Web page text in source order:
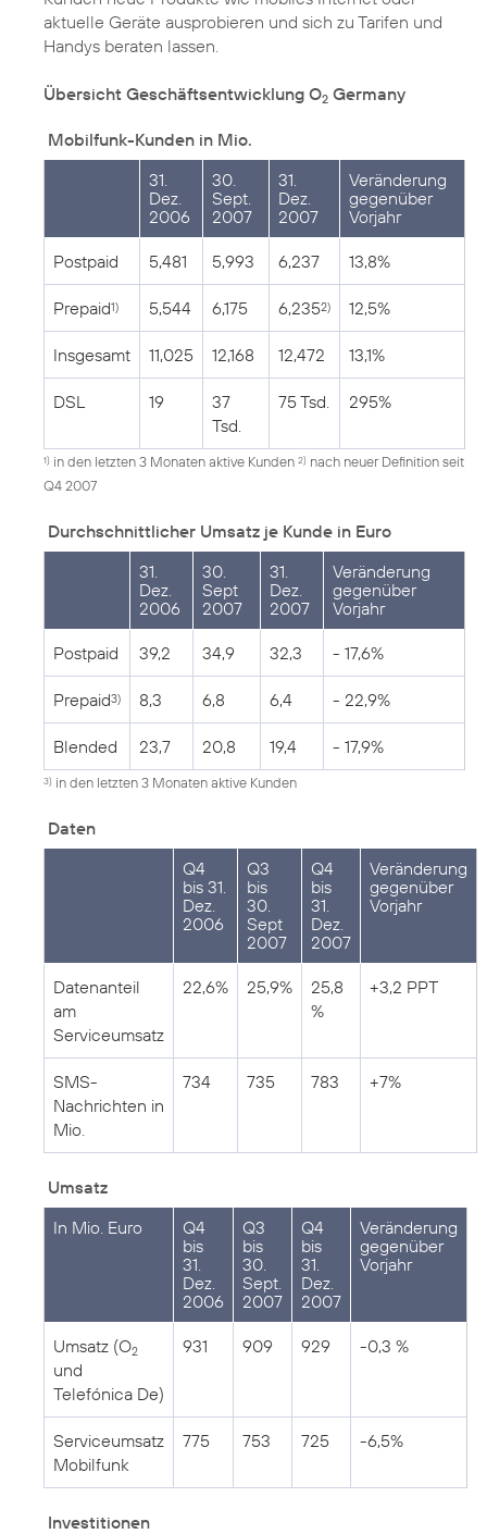
aktuelle Geräte ausprobieren und sich zu Tarifen und
Handys beraten lassen.
Übersicht Geschäftsentwicklung O2 Germany
Mobilfunk-Kunden in Mio.
31.
Dez.
2006
30.
Sept.
2007
31.
Dez.
2007
Veränderung
gegenüber
Vorjahr
Postpaid 5,481 5,993 6,237 13,8%
Prepaid1) 5,544 6,175 6,2352) 12,5%
Insgesamt 11,025 12,168 12,472 13,1%
DSL 19
37
Tsd.
75 Tsd. 295%
1) in den letzten 3 Monaten aktive Kunden 2) nach neuer Definition seit
Q4 2007
Durchschnittlicher Umsatz je Kunde in Euro
31.
Dez.
2006
30.
Sept
2007
31.
Dez.
2007
Veränderung
gegenüber
Vorjahr
Postpaid 39,2 34,9 32,3 - 17,6%
Prepaid3) 8,3 6,8 6,4 - 22,9%
Blended 23,7 20,8 19,4 - 17,9%
3) in den letzten 3 Monaten aktive Kunden
Daten
Q4
bis 31.
Dez.
2006
Q3
bis
30.
Sept
2007
Q4
bis
31.
Dez.
2007
Veränderung
gegenüber
Vorjahr
Datenanteil
am
Serviceumsatz
22,6% 25,9%
25,8
%
+3,2 PPT
SMS-
Nachrichten in
Mio.
734 735 783 +7%
Umsatz
In Mio. Euro
Q4
bis
31.
Dez.
2006
Q3
bis
30.
Sept.
2007
Q4
bis
31.
Dez.
2007
Veränderung
gegenüber
Vorjahr
Umsatz (O2
und
Telefónica De)
931 909 929 -0,3 %
Serviceumsatz
Mobilfunk
775 753 725 -6,5%
Investitionen